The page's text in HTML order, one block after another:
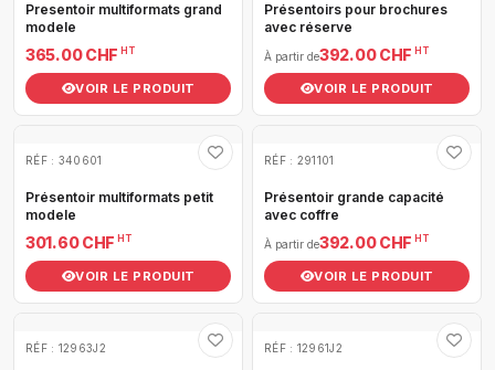
Presentoir multiformats grand
modele
365.00 CHF HT
VOIR LE PRODUIT
Présentoirs pour brochures
avec réserve
À partir de392.00 CHF HT
VOIR LE PRODUIT
RÉF : 340601
Présentoir multiformats petit
modele
301.60 CHF HT
VOIR LE PRODUIT
RÉF : 291101
Présentoir grande capacité
avec coffre
À partir de392.00 CHF HT
VOIR LE PRODUIT
RÉF : 12963J2 RÉF : 12961J2